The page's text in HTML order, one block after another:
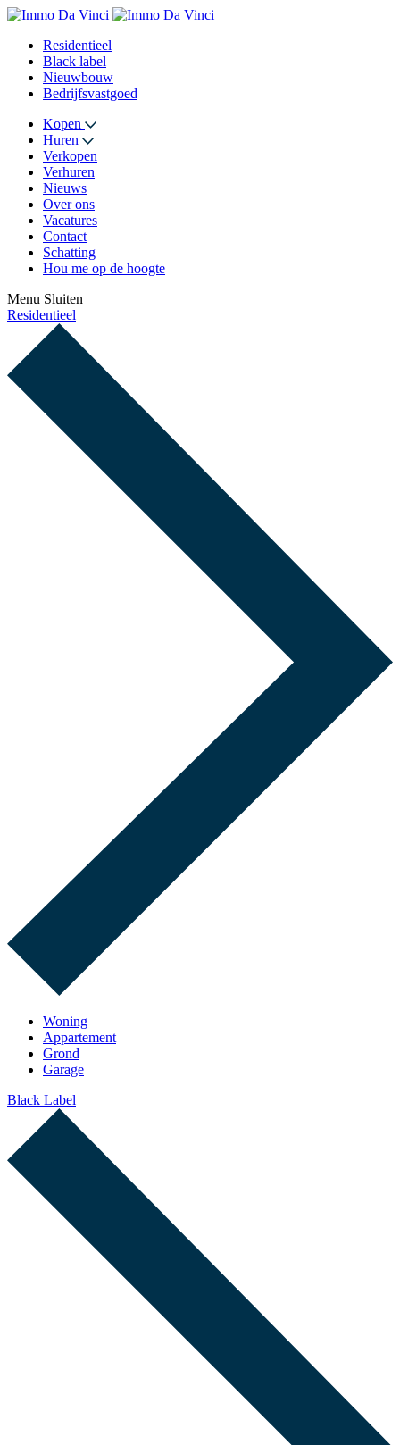
Residentieel
Black label
Nieuwbouw
Bedrijfsvastgoed
Kopen
Huren
Verkopen
Verhuren
Nieuws
Over ons
Vacatures
Contact
Schatting
Hou me op de hoogte
Menu Sluiten
Residentieel
Woning
Appartement
Grond
Garage
Black Label